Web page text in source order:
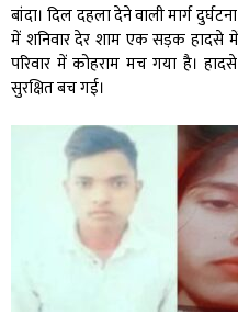
बांदा। दिल दहला देने वाली मार्ग
में शनिवार देर शाम एक सड़क हादसे
परिवार में कोहराम मच गया है।
सुरक्षित बच गई।